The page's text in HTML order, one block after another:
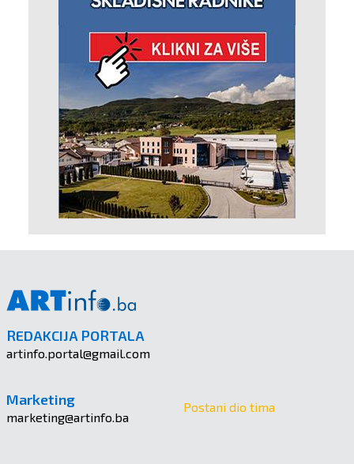
REDAKCIJA PORTALA
artinfo.portal@gmail.com
Marketing
marketing@artinfo.ba
Postani dio tima